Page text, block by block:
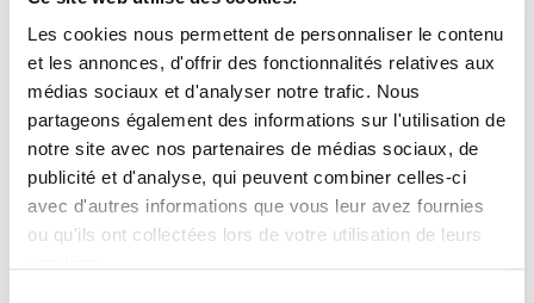
Les cookies nous permettent de personnaliser le contenu
et les annonces, d'offrir des fonctionnalités relatives aux
médias sociaux et d'analyser notre trafic. Nous
partageons également des informations sur l'utilisation de
notre site avec nos partenaires de médias sociaux, de
publicité et d'analyse, qui peuvent combiner celles-ci
avec d'autres informations que vous leur avez fournies
ou qu'ils ont collectées lors de votre utilisation de leurs
Patrimoine - Direction de l’eau et de l’assainissement du
Comment le Plan pluie du Grand Reims s'appuie-t-il sur les
espaces de nature en ville pour mieux gérer les eaux de
pluie qui peuvent causer des inondations ou au contraire
Se connecter
J'ai déjà un compte
Adresse email *